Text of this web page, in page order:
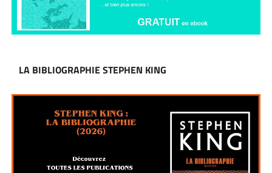
LA BIBLIOGRAPHIE STEPHEN KING